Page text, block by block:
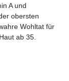
A und
obersten
Wohltat für
ab 35.